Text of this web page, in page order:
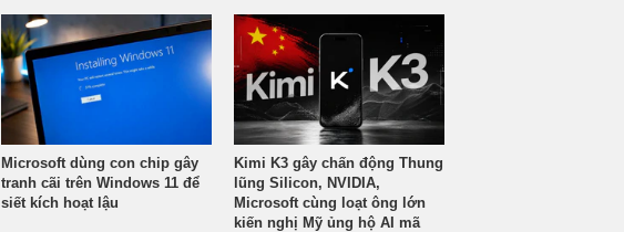
Microsoft dùng con chip gây
tranh cãi trên Windows 11 để
siết kích hoạt lậu
Kimi K3 gây chấn động Thung
lũng Silicon, NVIDIA,
Microsoft cùng loạt ông lớn
kiến nghị Mỹ ủng hộ AI mã